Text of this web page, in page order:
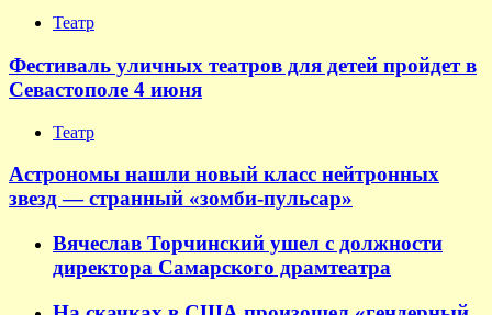
Театр
Фестиваль уличных театров для детей пройдет в
Севастополе 4 июня
Театр
Астрономы нашли новый класс нейтронных
звезд — странный «зомби-пульсар»
Вячеслав Торчинский ушел с должности
директора Самарского драмтеатра